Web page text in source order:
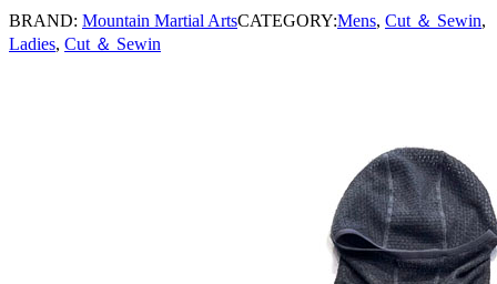
BRAND: Mountain Martial ArtsCATEGORY:Mens, Cut ＆ Sewin,
Ladies, Cut ＆ Sewin